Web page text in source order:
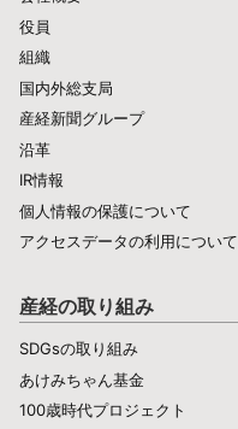
役員
組織
国内外総支局
産経新聞グループ
沿革
IR情報
個人情報の保護について
アクセスデータの利用について
産経の取り組み
SDGsの取り組み
あけみちゃん基金
100歳時代プロジェクト